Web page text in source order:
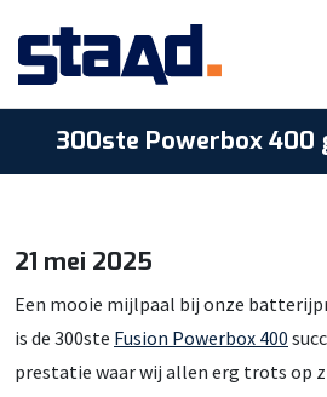
300ste Powerbox 400
21 mei 2025
Een mooie mijlpaal bij onze
is de 300ste Fusion Powerbox 400
prestatie waar wij allen erg trots op